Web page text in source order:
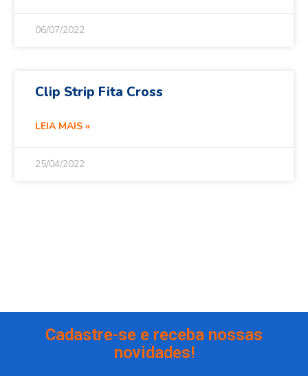
06/07/2022
Clip Strip Fita Cross
LEIA MAIS »
25/04/2022
Cadastre-se e receba nossas
novidades!